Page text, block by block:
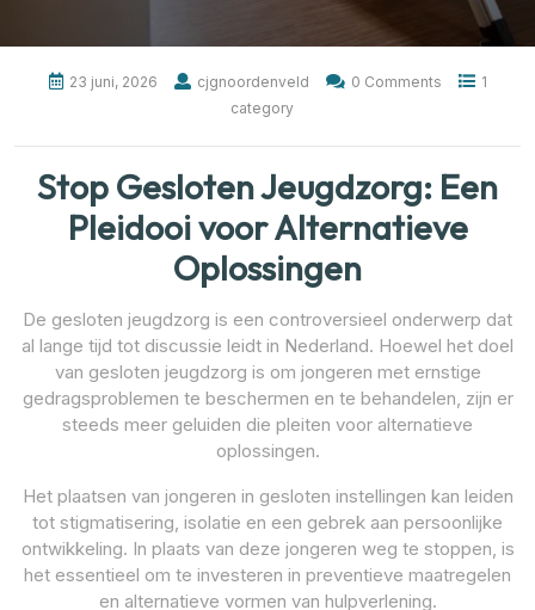
23 juni, 2026 cjgnoordenveld 0 Comments
1
category
Stop Gesloten Jeugdzorg: Een
Pleidooi voor Alternatieve
Oplossingen
De gesloten jeugdzorg is een controversieel onderwerp dat
al lange tijd tot discussie leidt in Nederland. Hoewel het doel
van gesloten jeugdzorg is om jongeren met ernstige
gedragsproblemen te beschermen en te behandelen, zijn er
steeds meer geluiden die pleiten voor alternatieve
oplossingen.
Het plaatsen van jongeren in gesloten instellingen kan leiden
tot stigmatisering, isolatie en een gebrek aan persoonlijke
ontwikkeling. In plaats van deze jongeren weg te stoppen, is
het essentieel om te investeren in preventieve maatregelen
en alternatieve vormen van hulpverlening.